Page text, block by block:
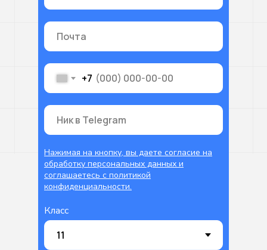
+7
Нажимая на кнопку, вы даете согласие на
обработку персональных данных и
соглашаетесь c политикой
конфиденциальности.
Класс